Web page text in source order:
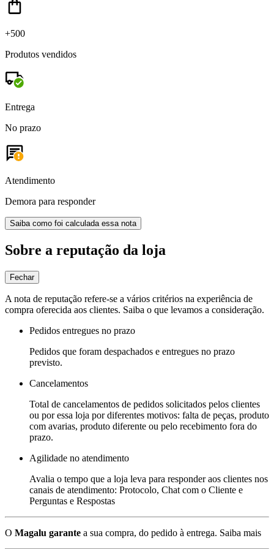
+500
Produtos vendidos
Entrega
No prazo
Atendimento
Demora para responder
Saiba como foi calculada essa nota
Sobre a reputação da loja
Fechar
A nota de reputação refere-se a vários critérios na experiência de
compra oferecida aos clientes. Saiba o que levamos a consideração.
Pedidos entregues no prazo
Pedidos que foram despachados e entregues no prazo
previsto.
Cancelamentos
Total de cancelamentos de pedidos solicitados pelos clientes
ou por essa loja por diferentes motivos: falta de peças, produto
com avarias, produto diferente ou pelo recebimento fora do
prazo.
Agilidade no atendimento
Avalia o tempo que a loja leva para responder aos clientes nos
canais de atendimento: Protocolo, Chat com o Cliente e
Perguntas e Respostas
O Magalu garante a sua compra, do pedido à entrega. Saiba mais